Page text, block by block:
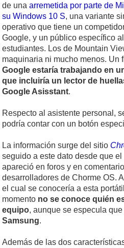
de una arremetida por parte de
su Windows 10 S, una variante
operativo que tiene un
Google, y un público específico
estudiantes. Los de Mountain
maquinaria ni mucho menos. Un
Google estaría trabajando en
que incluiría un lector de
Google Asisstant.
Respecto al asistente personal,
podría contar con un botón
La información surge del sitio
seguido a este dato desde que el
apareció en foros y en
desarrolladores de Chorme OS.
el cual se conocería a esta
momento no se conoce quién
equipo, aunque se especula que
Samsung.
Además de las dos